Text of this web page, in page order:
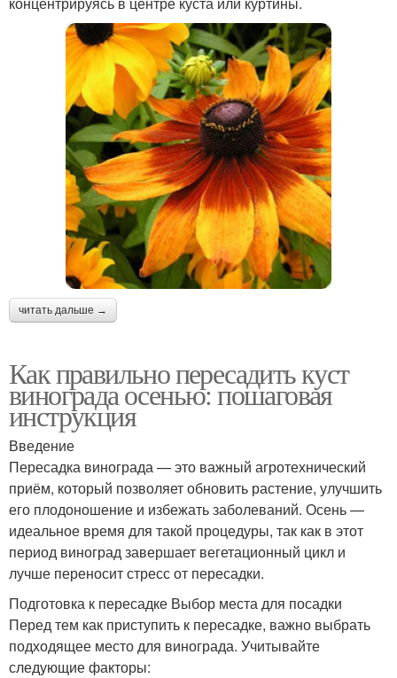
читать дальше →
Как правильно пересадить куст
винограда осенью: пошаговая
инструкция
Введение
Пересадка винограда — это важный агротехнический
приём, который позволяет обновить растение, улучшить
его плодоношение и избежать заболеваний. Осень —
идеальное время для такой процедуры, так как в этот
период виноград завершает вегетационный цикл и
лучше переносит стресс от пересадки.
Подготовка к пересадке Выбор места для посадки
Перед тем как приступить к пересадке, важно выбрать
подходящее место для винограда. Учитывайте
следующие факторы: